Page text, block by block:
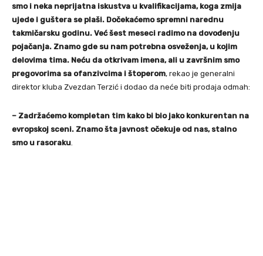
smo i neka neprijatna iskustva u kvalifikacijama, koga zmija
ujede i guštera se plaši. Dočekaćemo spremni narednu
takmičarsku godinu. Već šest meseci radimo na dovođenju
pojačanja. Znamo gde su nam potrebna osveženja, u kojim
delovima tima. Neću da otkrivam imena, ali u završnim smo
pregovorima sa ofanzivcima i štoperom, rekao je generalni
direktor kluba Zvezdan Terzić i dodao da neće biti prodaja odmah:
– Zadržaćemo kompletan tim kako bi bio jako konkurentan na
evropskoj sceni. Znamo šta javnost očekuje od nas, stalno
smo u rasoraku